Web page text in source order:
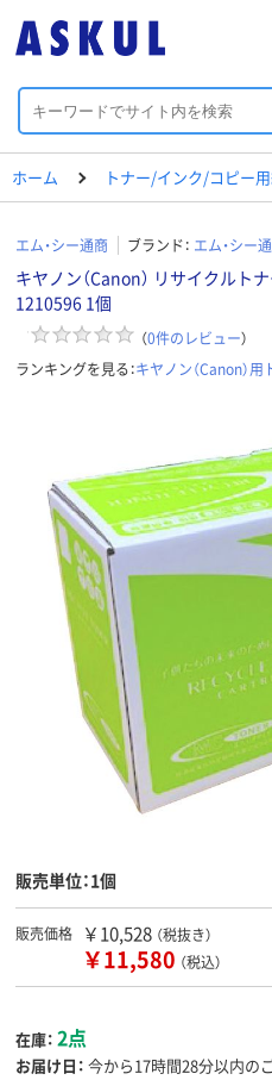
ホーム トナー/インク/コピー
エム・シー通商 ブランド： エム・シー
キヤノン（Canon） リサイクルト
1210596 1個
（0件のレビュー）
ランキングを見る：キヤノン（Canon）用
販売単位：1個
販売価格 ￥10,528 （税抜き）
￥11,580 （税込）
在庫： 2点
お届け日： 今から17時間28分以内の